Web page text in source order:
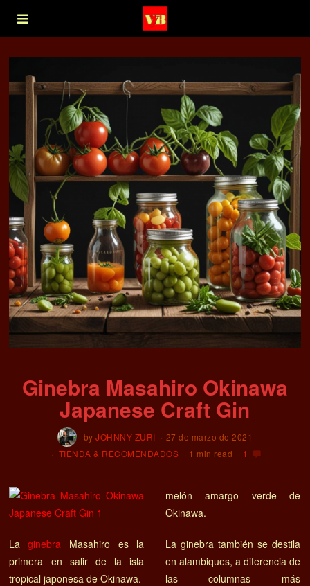
Ginebra Masahiro Okinawa
Japanese Craft Gin
byJOHNNY ZURI
27 de marzo de 2021
TIENDA & RECOMENDADOS
1 min read 1
Laginebra Masahiro es la
primera en salir de la isla
tropical japonesa de Okinawa.
melón amargo verde de
Okinawa.
La ginebra también se destila
en alambiques, a diferencia de
las columnas más